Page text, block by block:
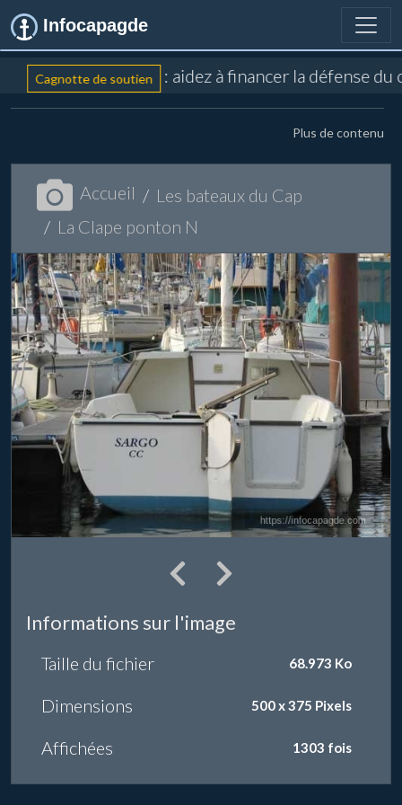
Infocapagde
Cagnotte de soutien : aidez à financer la défense
Plus de contenu
Accueil
Les bateaux du Cap
La Clape ponton N
Informations sur l'image
Taille du fichier 68.973 Ko
Dimensions 500 x 375 Pixels
Affichées 1303 fois